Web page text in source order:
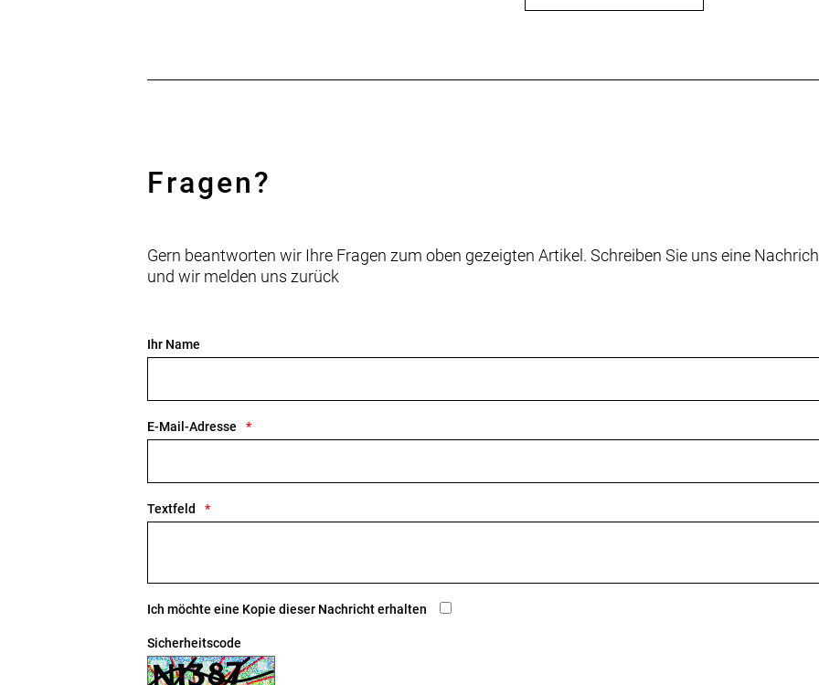
Fragen?
Gern beantworten wir Ihre Fragen zum oben gezeigten Artikel. Schreiben Sie uns eine
und wir melden uns zurück
Ihr Name
E-Mail-Adresse
Textfeld
Ich möchte eine Kopie dieser Nachricht erhalten
Sicherheitscode